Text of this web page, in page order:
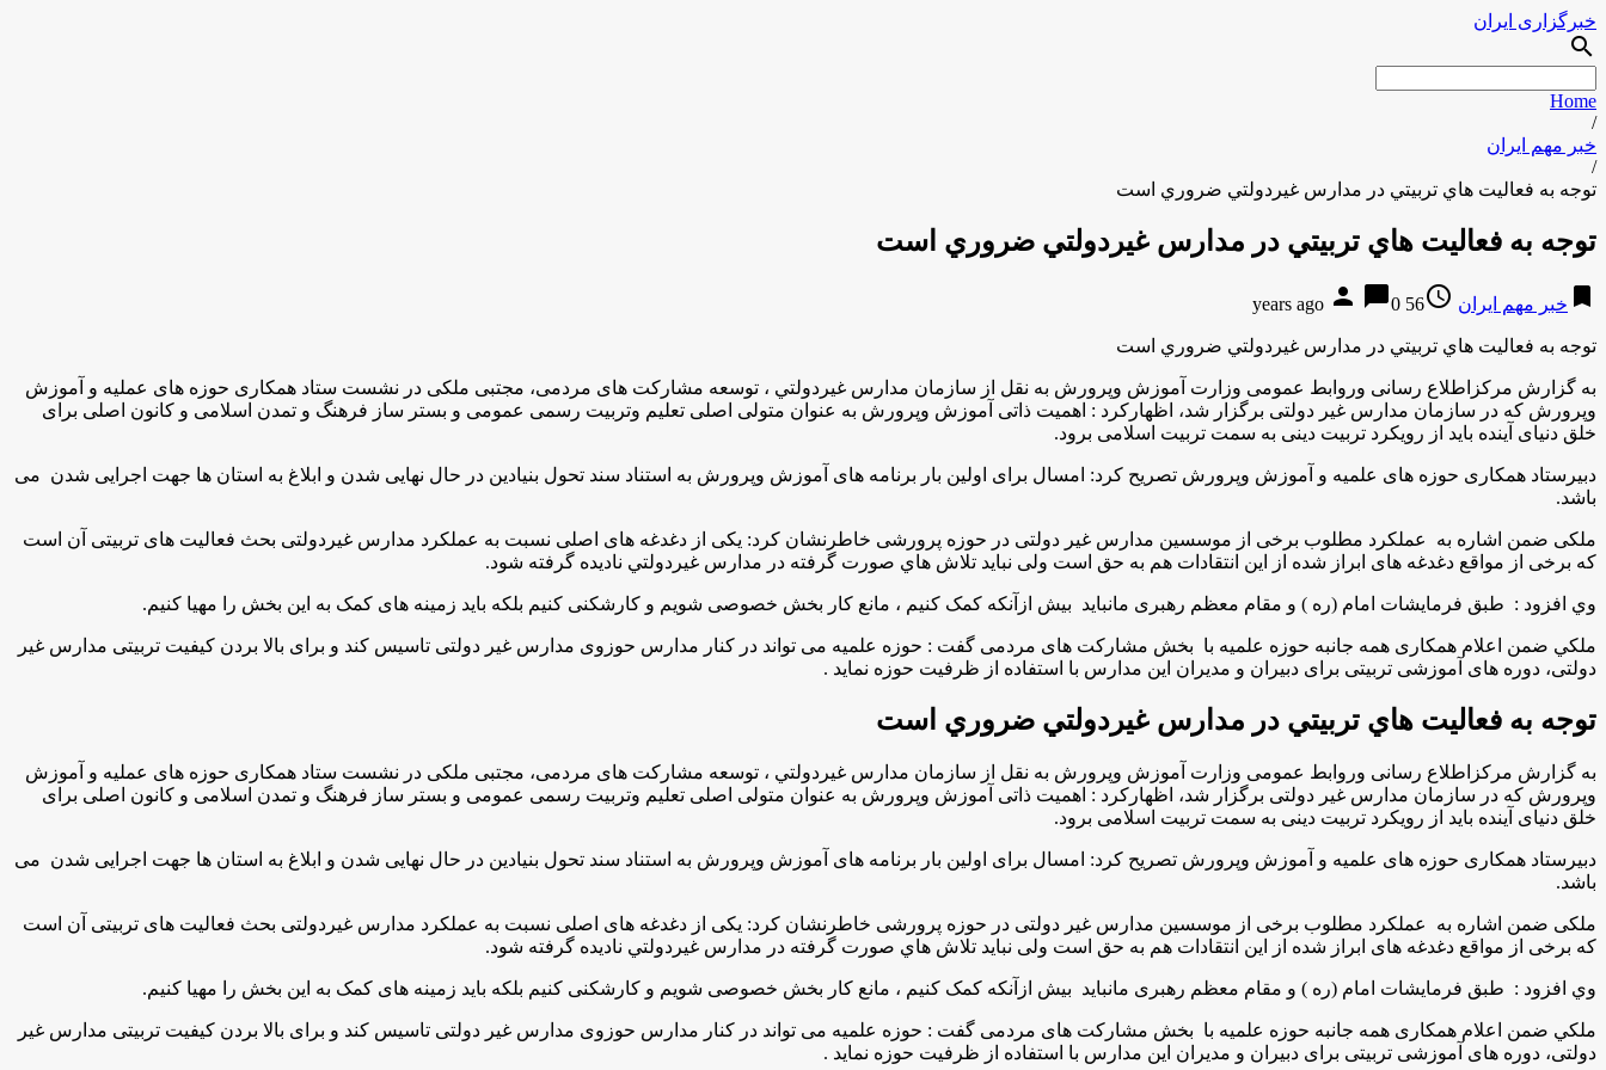
خبرگزاری ایران
search
Home
/
خبر مهم ایران
/
توجه به فعاليت هاي تربيتي در مدارس غيردولتي ضروري است
توجه به فعاليت هاي تربيتي در مدارس غيردولتي ضروري است
bookmark خبر مهم ایران access_time
56 years ago
person chat_bubble0
توجه به فعاليت هاي تربيتي در مدارس غيردولتي ضروري است
به گزارش مركزاطلاع رسانی وروابط عمومی وزارت آموزش وپرورش به نقل از سازمان مدارس غيردولتي ، توسعه مشارکت های مردمی، مجتبی ملکی در نشست ستاد همکاری حوزه های عملیه و آموزش
وپرورش که در سازمان مدارس غیر دولتی برگزار شد، اظهاركرد : اهمیت ذاتی آموزش وپرورش به عنوان متولی اصلی تعلیم وتربیت رسمی عمومی و بستر ساز فرهنگ و تمدن اسلامی و کانون اصلی برای
خلق دنیای آینده باید از رویکرد تربیت دینی به سمت تربیت اسلامی برود.
دبیرستاد همکاری حوزه های علمیه و آموزش وپرورش تصريح كرد: امسال برای اولین بار برنامه های آموزش وپرورش به استناد سند تحول بنیادین در حال نهایی شدن و ابلاغ به استان ها جهت اجرایی شدن می
باشد.
ملکی ضمن اشاره به عملکرد مطلوب برخی از موسسین مدارس غیر دولتی در حوزه پرورشی خاطرنشان كرد: یکی از دغدغه های اصلی نسبت به عملکرد مدارس غیردولتی بحث فعالیت های تربیتی آن است
که برخی از مواقع دغدغه های ابراز شده از این انتقادات هم به حق است ولی نباید تلاش هاي صورت گرفته در مدارس غيردولتي نادیده گرفته شود.
وي افزود : طبق فرمایشات امام (ره ) و مقام معظم رهبری مانباید بیش ازآنکه کمک کنیم ، مانع کار بخش خصوصی شویم و کارشکنی کنیم بلکه باید زمینه های کمک به این بخش را مهیا کنیم.
ملكي ضمن اعلام همکاری همه جانبه حوزه علمیه با بخش مشارکت های مردمی گفت : حوزه علمیه می تواند در کنار مدارس حوزوی مدارس غیر دولتی تاسیس كند و برای بالا بردن کیفیت تربیتی مدارس غیر
دولتی، دوره های آموزشی تربیتی برای دبیران و مدیران این مدارس با استفاده از ظرفیت حوزه نماید .
توجه به فعاليت هاي تربيتي در مدارس غيردولتي ضروري است
به گزارش مركزاطلاع رسانی وروابط عمومی وزارت آموزش وپرورش به نقل از سازمان مدارس غيردولتي ، توسعه مشارکت های مردمی، مجتبی ملکی در نشست ستاد همکاری حوزه های عملیه و آموزش
وپرورش که در سازمان مدارس غیر دولتی برگزار شد، اظهاركرد : اهمیت ذاتی آموزش وپرورش به عنوان متولی اصلی تعلیم وتربیت رسمی عمومی و بستر ساز فرهنگ و تمدن اسلامی و کانون اصلی برای
خلق دنیای آینده باید از رویکرد تربیت دینی به سمت تربیت اسلامی برود.
دبیرستاد همکاری حوزه های علمیه و آموزش وپرورش تصريح كرد: امسال برای اولین بار برنامه های آموزش وپرورش به استناد سند تحول بنیادین در حال نهایی شدن و ابلاغ به استان ها جهت اجرایی شدن می
باشد.
ملکی ضمن اشاره به عملکرد مطلوب برخی از موسسین مدارس غیر دولتی در حوزه پرورشی خاطرنشان كرد: یکی از دغدغه های اصلی نسبت به عملکرد مدارس غیردولتی بحث فعالیت های تربیتی آن است
که برخی از مواقع دغدغه های ابراز شده از این انتقادات هم به حق است ولی نباید تلاش هاي صورت گرفته در مدارس غيردولتي نادیده گرفته شود.
وي افزود : طبق فرمایشات امام (ره ) و مقام معظم رهبری مانباید بیش ازآنکه کمک کنیم ، مانع کار بخش خصوصی شویم و کارشکنی کنیم بلکه باید زمینه های کمک به این بخش را مهیا کنیم.
ملكي ضمن اعلام همکاری همه جانبه حوزه علمیه با بخش مشارکت های مردمی گفت : حوزه علمیه می تواند در کنار مدارس حوزوی مدارس غیر دولتی تاسیس كند و برای بالا بردن کیفیت تربیتی مدارس غیر
دولتی، دوره های آموزشی تربیتی برای دبیران و مدیران این مدارس با استفاده از ظرفیت حوزه نماید .